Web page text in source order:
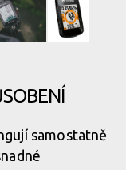
samostatně